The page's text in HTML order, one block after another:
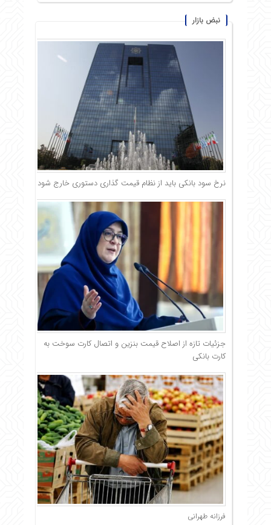
نبض بازار
نرخ سود بانکی باید از نظام قیمت گذاری دستوری خارج شود
جزئیات تازه از اصلاح قیمت بنزین و اتصال کارت سوخت به
کارت بانکی
فرزانه طهرانی